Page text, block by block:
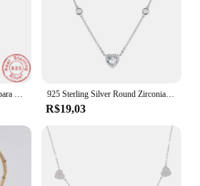
Pingentes redondos de zircão para mulheres 925 jóias de prata esterlina círculo de strass semi fina gargantilha de corrente de clavícula nova moda 925 Sterling Silver Round Zirconia Colar para Mulheres, Delicado Charme, Coração Pingente, Gargantilha, Presente de Aniversário, Jóias, Novo
R$19,03